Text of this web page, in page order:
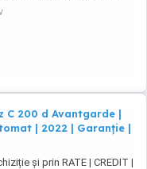
Va asteptam in parcul
* Posibilitate finantare,
12 luni ####FINANTARE-
C 200 d Avantgarde |
| 2022 | Garanție |
și prin RATE | CREDIT |